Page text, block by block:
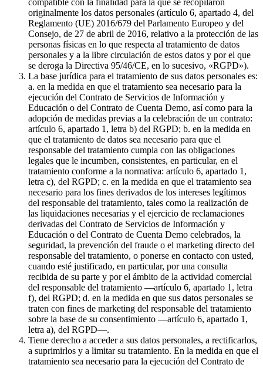
originalmente los datos personales (artículo 6, apartado 4, del
Reglamento (UE) 2016/679 del Parlamento Europeo y del
Consejo, de 27 de abril de 2016, relativo a la protección de las
personas físicas en lo que respecta al tratamiento de datos
personales y a la libre circulación de estos datos y por el que
se deroga la Directiva 95/46/CE, en lo sucesivo, «RGPD»).
La base jurídica para el tratamiento de sus datos personales es:
a. en la medida en que el tratamiento sea necesario para la
ejecución del Contrato de Servicios de Información y
Educación o del Contrato de Cuenta Demo, así como para la
adopción de medidas previas a la celebración de un contrato:
artículo 6, apartado 1, letra b) del RGPD; b. en la medida en
que el tratamiento de datos sea necesario para que el
responsable del tratamiento cumpla con las obligaciones
legales que le incumben, consistentes, en particular, en el
tratamiento conforme a la normativa: artículo 6, apartado 1,
letra c), del RGPD; c. en la medida en que el tratamiento sea
necesario para los fines derivados de los intereses legítimos
del responsable del tratamiento, tales como la realización de
las liquidaciones necesarias y el ejercicio de reclamaciones
derivadas del Contrato de Servicios de Información y
Educación o del Contrato de Cuenta Demo celebrados, la
seguridad, la prevención del fraude o el marketing directo del
responsable del tratamiento, o ponerse en contacto con usted,
cuando esté justificado, en particular, por una consulta
recibida de su parte y por el ámbito de la actividad comercial
del responsable del tratamiento —artículo 6, apartado 1, letra
f), del RGPD; d. en la medida en que sus datos personales se
traten con fines de marketing del responsable del tratamiento
sobre la base de su consentimiento —artículo 6, apartado 1,
letra a), del RGPD—.
Tiene derecho a acceder a sus datos personales, a rectificarlos,
a suprimirlos y a limitar su tratamiento. En la medida en que el
tratamiento sea necesario para la ejecución del Contrato de